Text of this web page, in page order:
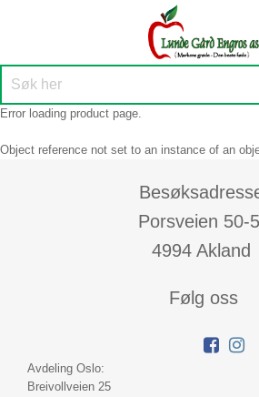
Error loading product page.
Object reference not set to an instance of an
Porsveien 50-
4994 Akland
Følg oss
Avdeling Oslo:
Breivollveien 25